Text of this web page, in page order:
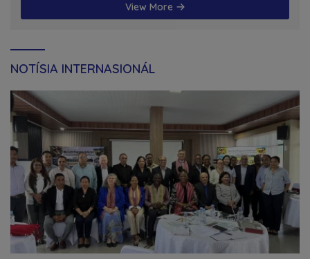
View More
NOTÍSIA INTERNASIONÁL